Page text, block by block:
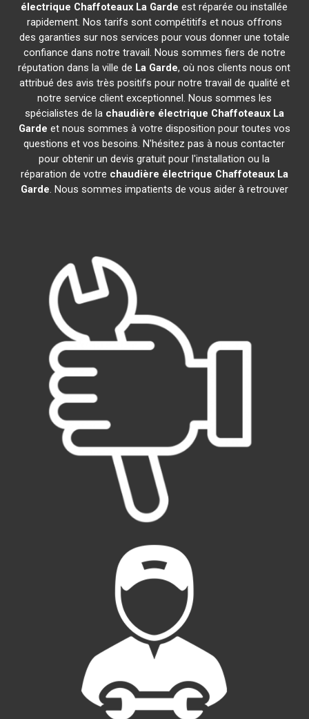
électrique Chaffoteaux La Garde est réparée ou installée
rapidement. Nos tarifs sont compétitifs et nous offrons
des garanties sur nos services pour vous donner une totale
confiance dans notre travail. Nous sommes fiers de notre
réputation dans la ville de La Garde, où nos clients nous ont
attribué des avis très positifs pour notre travail de qualité et
notre service client exceptionnel. Nous sommes les
spécialistes de la chaudière électrique Chaffoteaux La
Garde et nous sommes à votre disposition pour toutes vos
questions et vos besoins. N'hésitez pas à nous contacter
pour obtenir un devis gratuit pour l'installation ou la
réparation de votre chaudière électrique Chaffoteaux La
Garde. Nous sommes impatients de vous aider à retrouver